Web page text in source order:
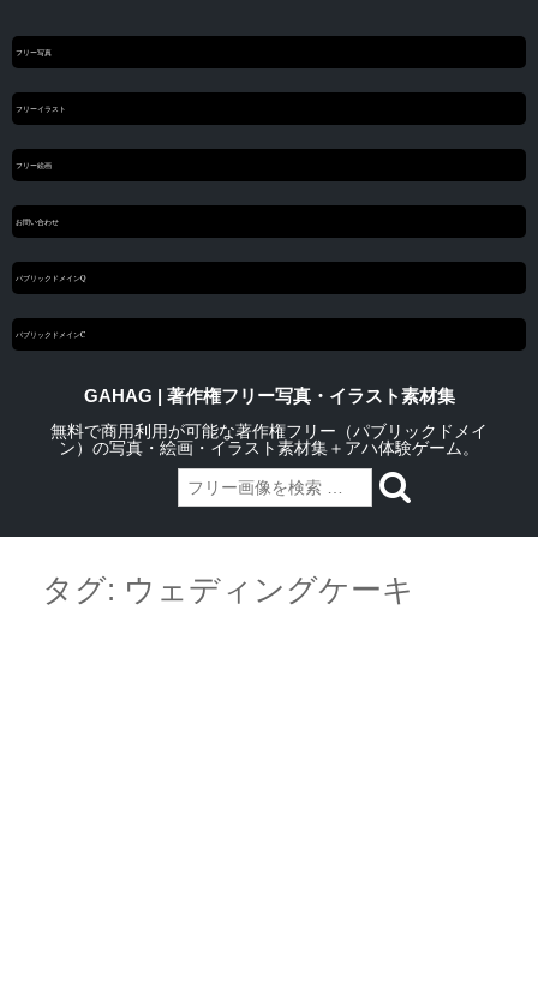
フリー写真
フリーイラスト
フリー絵画
お問い合わせ
パブリックドメインQ
パブリックドメインC
GAHAG | 著作権フリー写真・イラスト素材集
無料で商用利用が可能な著作権フリー（パブリックドメイ
ン）の写真・絵画・イラスト素材集＋アハ体験ゲーム。
contentタグ: ウェディングケーキ